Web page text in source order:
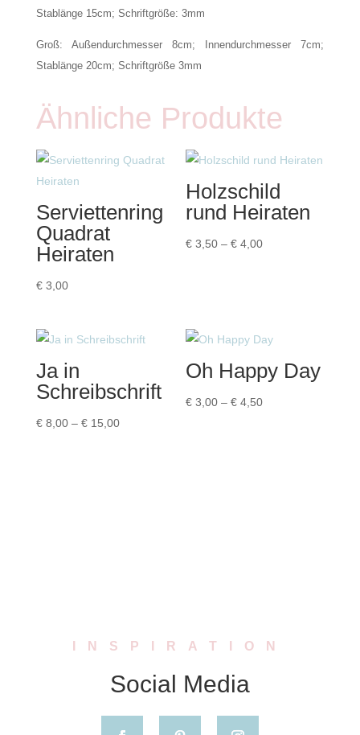
Stablänge 15cm; Schriftgröße: 3mm
Groß: Außendurchmesser 8cm; Innendurchmesser 7cm;
Stablänge 20cm; Schriftgröße 3mm
Ähnliche Produkte
Serviettenring
Quadrat
Heiraten
€3,00
Holzschild
rund Heiraten
€ 3,50 –€ 4,00Preisspanne:
Ja in
Schreibschrift
€8,00 – €15,00Preisspanne:
Oh Happy Day
€ 3,00 –€ 4,50Preisspanne:
INSPIRATION
Social Media